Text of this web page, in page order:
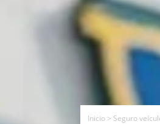
Inicio > Seguro